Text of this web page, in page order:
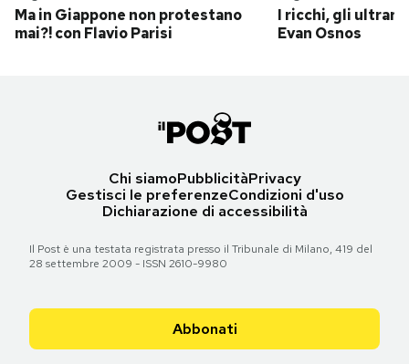
Ma in Giappone non protestano
mai?! con Flavio Parisi
I ricchi, gli
Evan Osnos
Chi siamoPubblicitàPrivacy
Gestisci le preferenzeCondizioni d'uso
Dichiarazione di accessibilità
Il Post è una testata registrata presso il Tribunale di Milano, 419 del
28 settembre 2009 - ISSN 2610-9980
Abbonati